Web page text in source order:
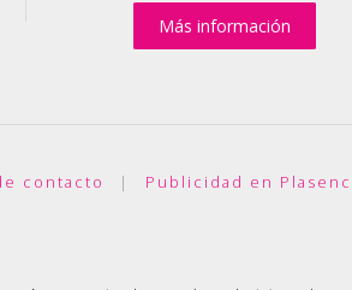
Más información
contacto | Publicidad en